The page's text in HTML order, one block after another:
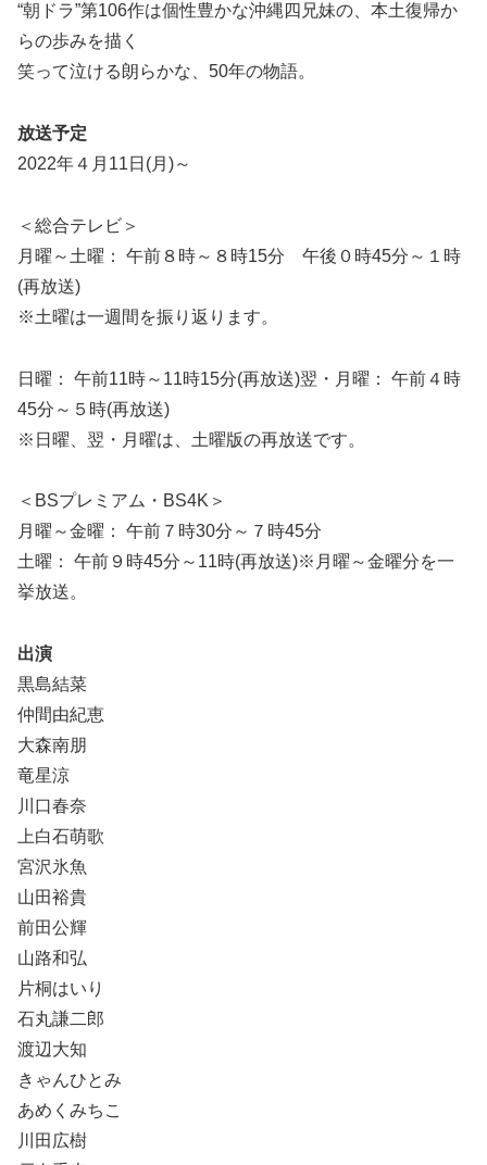
“朝ドラ”第106作は個性豊かな沖縄四兄妹の、本土復帰か
らの歩みを描く
笑って泣ける朗らかな、50年の物語。
放送予定
2022年４月11日(月)～
＜総合テレビ＞
月曜～土曜： 午前８時～８時15分 午後０時45分～１時
(再放送)
※土曜は一週間を振り返ります。
日曜： 午前11時～11時15分(再放送)翌・月曜： 午前４時
45分～５時(再放送)
※日曜、翌・月曜は、土曜版の再放送です。
＜BSプレミアム・BS4K＞
月曜～金曜： 午前７時30分～７時45分
土曜： 午前９時45分～11時(再放送)※月曜～金曜分を一
挙放送。
出演
黒島結菜
仲間由紀恵
大森南朋
竜星涼
川口春奈
上白石萌歌
宮沢氷魚
山田裕貴
前田公輝
山路和弘
片桐はいり
石丸謙二郎
渡辺大知
きゃんひとみ
あめくみちこ
川田広樹